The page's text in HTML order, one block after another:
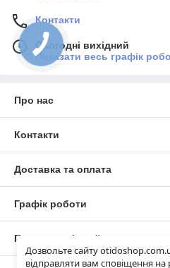
Дозвольте сайту
відправляти вам сповіщення на
Контакти
Сьогодні вихідний
Показати весь графік
Про нас
Контакти
Доставка та оплата
Графік роботи
Повна версія сайту